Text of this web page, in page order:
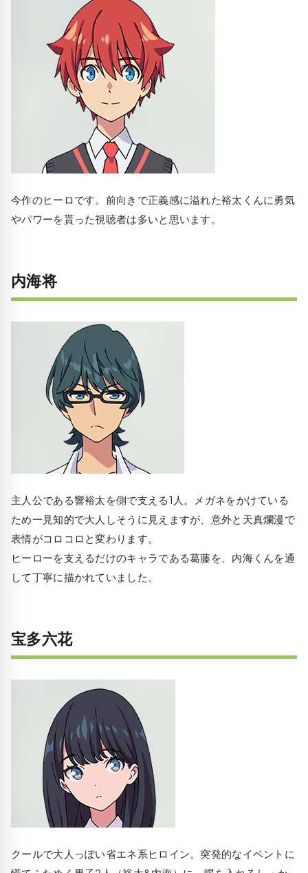
今作のヒーロです。前向きで正義感に溢れた裕太くんに勇気
やパワーを貰った視聴者は多いと思います。
内海将
主人公である響裕太を側で支える1人。メガネをかけている
ため一見知的で大人しそうに見えますが、意外と天真爛漫で
表情がコロコロと変わります。
ヒーローを支えるだけのキャラである葛藤を、内海くんを通
して丁寧に描かれていました。
宝多六花
クールで大人っぽい省エネ系ヒロイン。突発的なイベントに